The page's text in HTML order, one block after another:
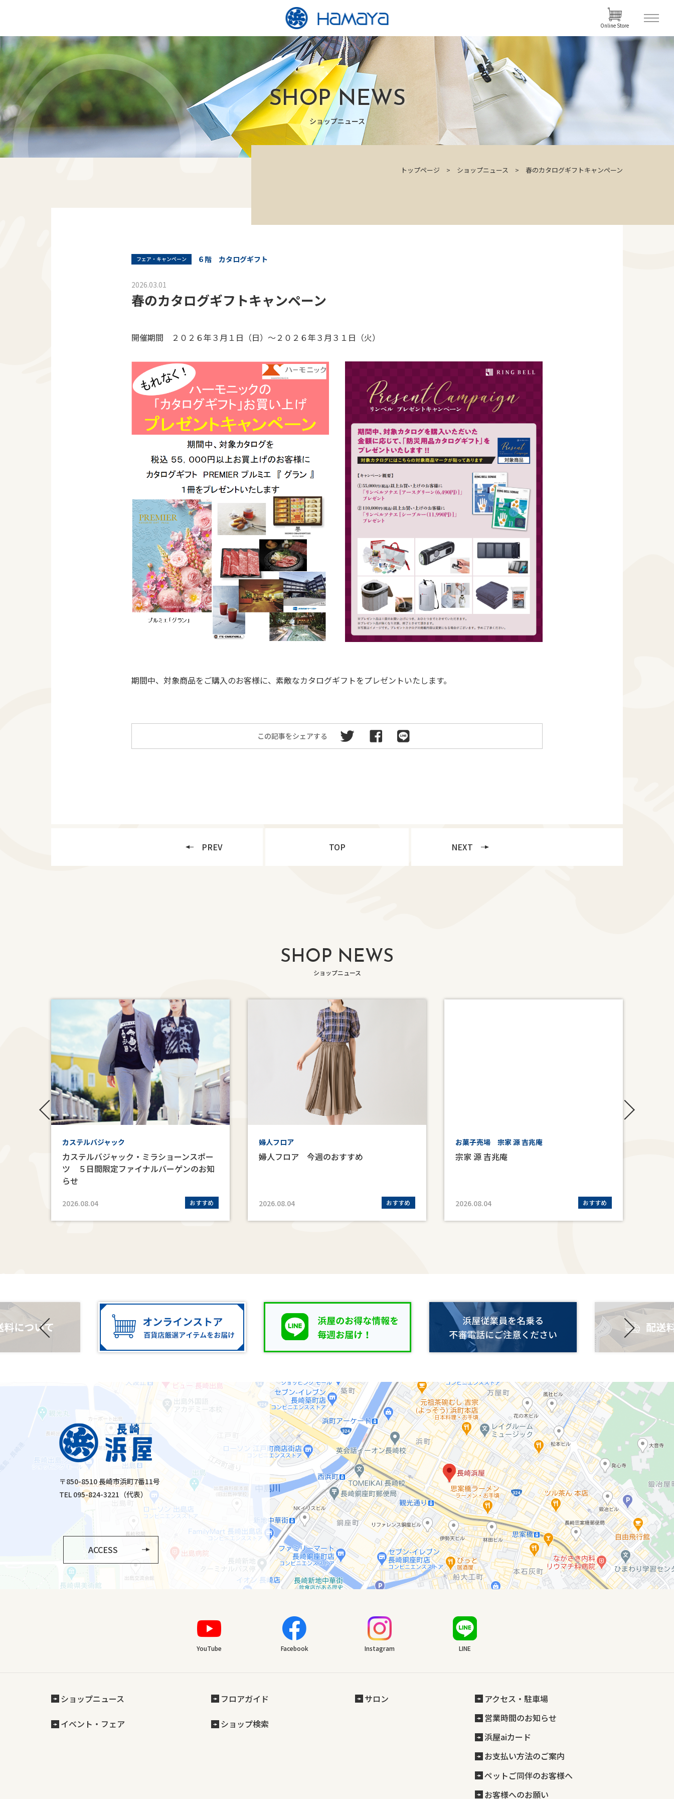
Online Store
SHOP NEWS
ショップニュース
トップページ ショップニュース 春のカタログギフトキャンペーン
フェア・キャンペーン ６階 カタログギフト
2026.03.01
春のカタログギフトキャンペーン
開催期間 ２０２６年３月１日（日）～２０２６年３月３１日（火）
期間中、対象商品をご購入のお客様に、素敵なカタログギフトをプレゼントいたします。
この記事をシェアする
PREV TOP NEXT
SHOP NEWS
ショップニュース
カステルバジャック
カステルバジャック・ミラショーンスポー
ツ ５日間限定ファイナルバーゲンのお知
らせ
2026.08.04 おすすめ
婦人フロア
婦人フロア 今週のおすすめ
2026.08.04 おすすめ
お菓子売場 宗家 源 吉兆庵
宗家 源 吉兆庵
2026.08.04 おすすめ
〒850-8510 長崎市浜町7番11号
TEL 095-824-3221（代表）
ACCESS
YouTube Facebook Instagram LINE
ショップニュース
イベント・フェア
フロアガイド
ショップ検索
サロン
アクセス・駐車場
営業時間のお知らせ
浜屋aiカード
お支払い方法のご案内
ペットご同伴のお客様へ
お客様へのお願い